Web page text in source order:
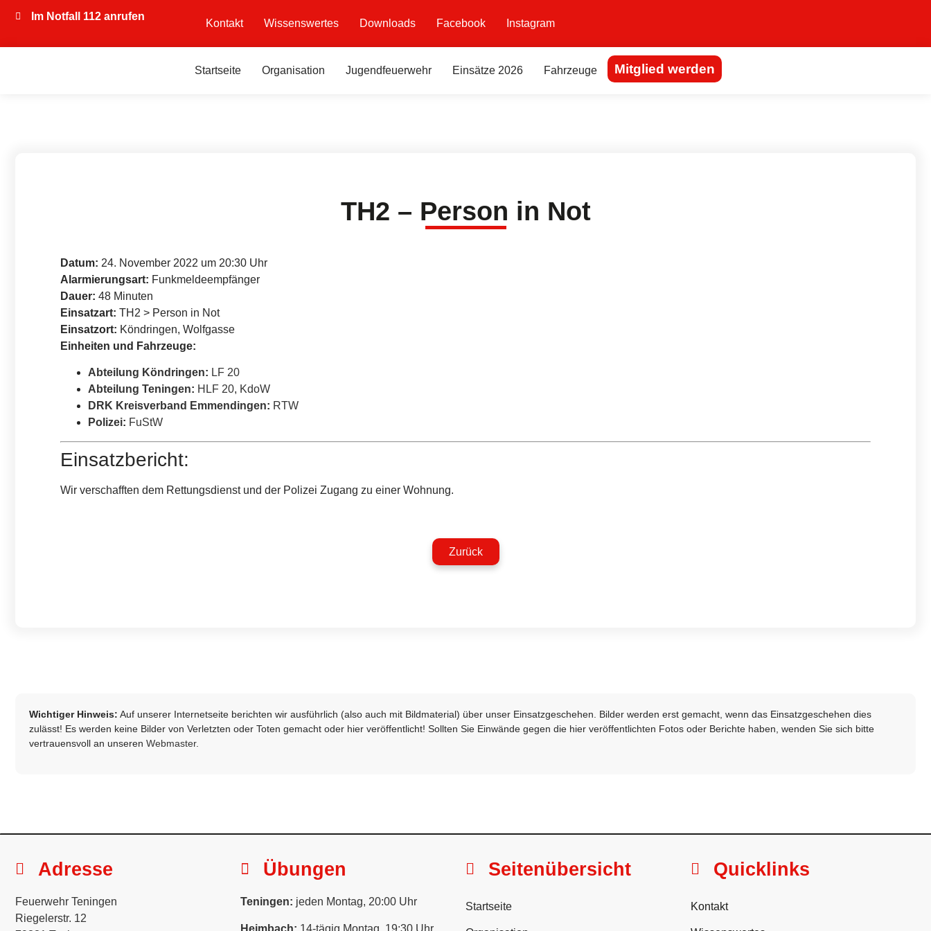
Im Notfall 112 anrufen
Kontakt Wissenswertes Downloads Facebook Instagram
Startseite Organisation Jugendfeuerwehr Einsätze 2026 Fahrzeuge Mitglied werden
TH2 – Person in Not
Datum: 24. November 2022 um 20:30 Uhr
Alarmierungsart: Funkmeldeempfänger
Dauer: 48 Minuten
Einsatzart: TH2 > Person in Not
Einsatzort: Köndringen, Wolfgasse
Einheiten und Fahrzeuge:
Abteilung Köndringen: LF 20
Abteilung Teningen: HLF 20, KdoW
DRK Kreisverband Emmendingen: RTW
Polizei: FuStW
Einsatzbericht:
Wir verschafften dem Rettungsdienst und der Polizei Zugang zu einer Wohnung.
Zurück
Wichtiger Hinweis: Auf unserer Internetseite berichten wir ausführlich (also auch mit Bildmaterial) über unser Einsatzgeschehen. Bilder werden erst gemacht, wenn das Einsatzgeschehen dies
zulässt! Es werden keine Bilder von Verletzten oder Toten gemacht oder hier veröffentlicht! Sollten Sie Einwände gegen die hier veröffentlichten Fotos oder Berichte haben, wenden Sie sich bitte
vertrauensvoll an unseren Webmaster.
Adresse
Feuerwehr Teningen
Riegelerstr. 12
Übungen
Teningen: jeden Montag, 20:00 Uhr
Heimbach: 14-tägig Montag, 19:30 Uhr
Seitenübersicht
Startseite
Quicklinks
Kontakt